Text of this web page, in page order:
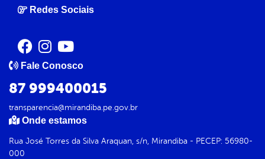
Redes Sociais
Fale Conosco
87 999400015
transparencia@mirandiba.pe.gov.br
Onde estamos
Rua José Torres da Silva Araquan, s/n, Mirandiba - PECEP: 56980-
000